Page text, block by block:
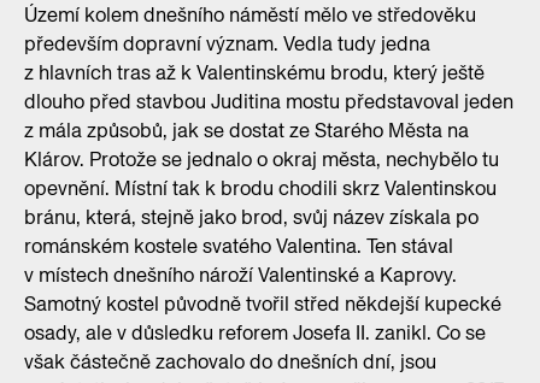
Území kolem dnešního náměstí mělo ve středověku
především dopravní význam. Vedla tudy jedna
z hlavních tras až k Valentinskému brodu, který ještě
dlouho před stavbou Juditina mostu představoval jeden
z mála způsobů, jak se dostat ze Starého Města na
Klárov. Protože se jednalo o okraj města, nechybělo tu
opevnění. Místní tak k brodu chodili skrz Valentinskou
bránu, která, stejně jako brod, svůj název získala po
románském kostele svatého Valentina. Ten stával
v místech dnešního nároží Valentinské a Kaprovy.
Samotný kostel původně tvořil střed někdejší kupecké
osady, ale v důsledku reforem Josefa II. zanikl. Co se
však částečně zachovalo do dnešních dní, jsou